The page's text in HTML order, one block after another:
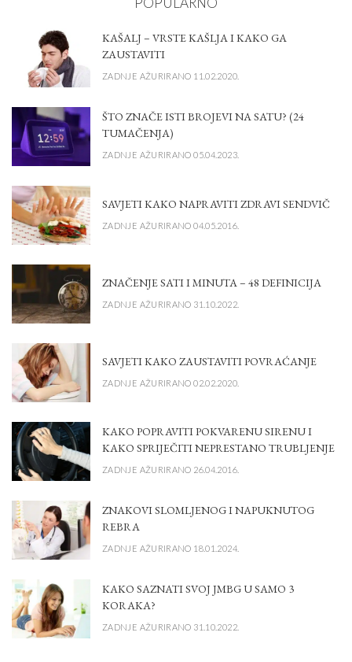
KAŠALJ – VRSTE KAŠLJA I KAKO GA
ZAUSTAVITI
ZADNJE AŽURIRANO 11.02.2020.
ŠTO ZNAČE ISTI BROJEVI NA SATU? (24
TUMAČENJA)
ZADNJE AŽURIRANO 05.04.2023.
SAVJETI KAKO NAPRAVITI ZDRAVI SENDVIČ
ZADNJE AŽURIRANO 04.05.2016.
ZNAČENJE SATI I MINUTA – 48 DEFINICIJA
ZADNJE AŽURIRANO 31.10.2022.
SAVJETI KAKO ZAUSTAVITI POVRAĆANJE
ZADNJE AŽURIRANO 02.02.2020.
KAKO POPRAVITI POKVARENU SIRENU I
KAKO SPRIJEČITI NEPRESTANO TRUBLJENJE
ZADNJE AŽURIRANO 26.04.2016.
ZNAKOVI SLOMLJENOG I NAPUKNUTOG
REBRA
ZADNJE AŽURIRANO 18.01.2024.
KAKO SAZNATI SVOJ JMBG U SAMO 3
KORAKA?
ZADNJE AŽURIRANO 31.10.2022.